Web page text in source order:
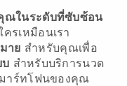
ณในระดับที่ซับซ้อน
รเหมือนเรา
าย สำหรับคุณเพื่อ
สำหรับบริการนวด
าร์ทโฟนของคุณ